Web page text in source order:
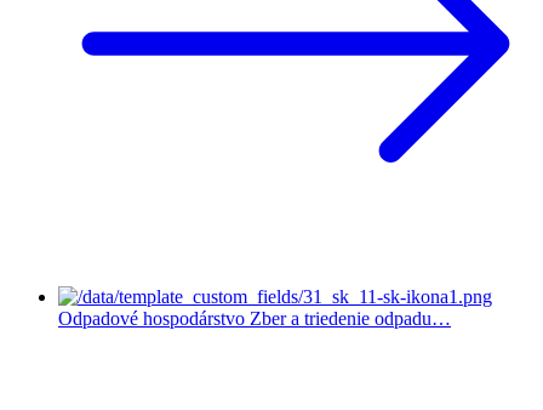
Odpadové hospodárstvo Zber a triedenie odpadu…